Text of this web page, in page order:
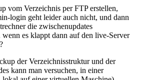
vom Verzeichnis per FTP erstellen,
login geht leider auch nicht, und dann
die zwischenupdates
es klappt dann auf den live-Server
der Verzeichnisstruktur und der
kann man versuchen, in einer